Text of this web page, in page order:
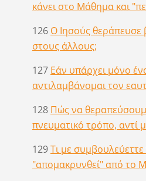
κάνει στο Μάθημα και
126 Ο Ιησούς θεράπευσε
στους άλλους;
127 Εάν υπάρχει μόνο
αντιλαμβάνομαι τον
128 Πώς να
πνευματικό τρόπο, αντί
129Τι με
"απομακρυνθεί" από το